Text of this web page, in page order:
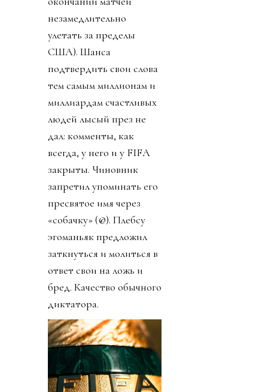
незамедлительно
улетать за пределы
США). Шанса
подтвердить свои слова
тем самым миллионам и
миллиардам счастливых
людей лысый през не
дал: комменты, как
всегда, у него и у FIFA
закрыты. Чиновник
запретил упоминать его
пресвятое имя через
«собачку» (@). Плебсу
эгоманьяк предложил
заткнуться и молиться в
ответ свои на ложь и
бред. Качество обычного
диктатора.